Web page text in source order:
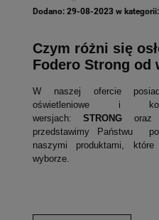
Dodano: 29-08-2023 w kategorii:
Czym różni się
Fodero Strong od
W naszej ofercie
oświetleniowe i
wersjach: STRONG oraz
przedstawimy Państwu
naszymi produktami,
wyborze.